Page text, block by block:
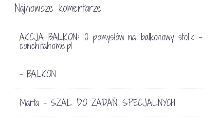
Najnowsze komentarze
AKCJA BALKON: 10 pomysłów na balkonowy stolik -
conchitahome.pl
- BALKON
Marta - SZAL DO ZADAŃ SPECJALNYCH